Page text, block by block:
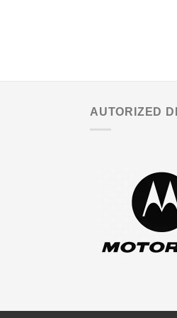
AUTORIZED